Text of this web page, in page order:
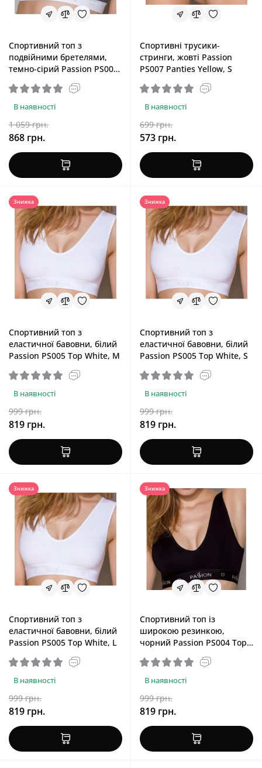
Спортивний топ з
подвійними бретелями,
темно-сірий Passion PS007
Top Dark Grey, L
В наявності
1 059 грн.
868 грн.
Спортивні трусики-
стринги, жовті Passion
PS007 Panties Yellow, S
В наявності
699 грн.
573 грн.
Знижка
Спортивний топ з
еластичної бавовни, білий
Passion PS005 Top White, M
В наявності
999 грн.
819 грн.
Знижка
Спортивний топ з
еластичної бавовни, білий
Passion PS005 Top White, S
В наявності
999 грн.
819 грн.
Знижка
Спортивний топ з
еластичної бавовни, білий
Passion PS005 Top White, L
В наявності
999 грн.
819 грн.
Знижка
Спортивний топ із
широкою резинкою,
чорний Passion PS004 Top
В наявності
999 грн.
819 грн.